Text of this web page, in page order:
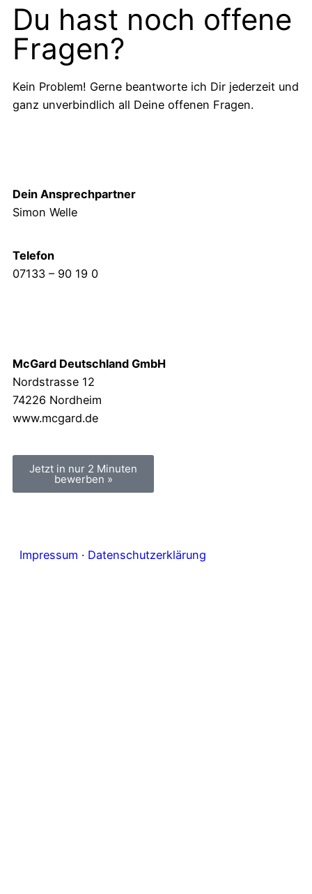
Du hast noch offene
Fragen?
Kein Problem! Gerne beantworte ich Dir jederzeit und
ganz unverbindlich all Deine offenen Fragen.
Dein Ansprechpartner
Simon Welle
Telefon
07133 – 90 19 0
McGard Deutschland GmbH
Nordstrasse 12
74226 Nordheim
www.mcgard.de
Jetzt in nur 2 Minuten
bewerben »
Impressum · Datenschutzerklärung